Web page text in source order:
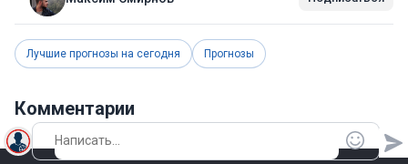
Лучшие прогнозы на сегодня Прогнозы
Комментарии